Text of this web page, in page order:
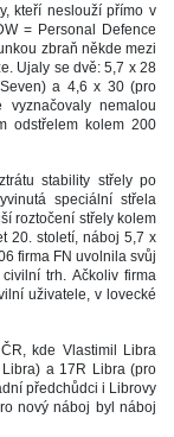
kteří neslouží přímo v
= Personal Defence
zbraň někde mezi
Ujaly se dvě: 5,7 x 28
a 4,6 x 30 (pro
nemalou
odstřelem kolem 200
stability střely po
speciální střela
roztočení střely kolem
20. století, náboj 5,7 x
firma FN uvolnila svůj
trh. Ačkoliv firma
uživatele, v lovecké
kde Vlastimil Libra
a 17R Libra (pro
předchůdci i Librovy
nový náboj byl náboj